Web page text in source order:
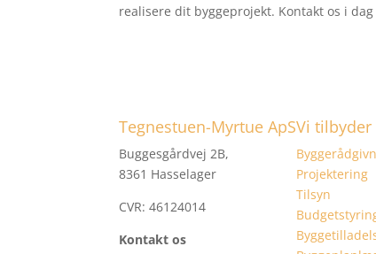
realisere dit byggeprojekt. Kontakt os i
Tegnestuen-Myrtue ApS
Buggesgårdvej 2B,
8361 Hasselager
CVR: 46124014
Kontakt os
Vi tilbyder
Projektering
Tilsyn